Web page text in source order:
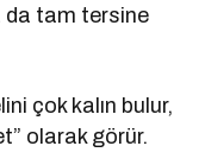
da tam tersine
çok kalın bulur,
olarak görür.